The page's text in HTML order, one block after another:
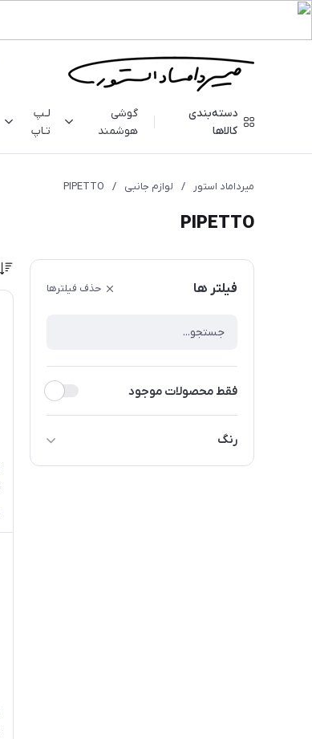
دسته‌بندی
کالاها
گوشی
هوشمند
لـپ
تـاپ
میرداماد استور / لوازم جانبی /
PIPETTO
PIPETTO
فیلتر ها حذف فیلترها
فقط محصولات موجود
رنگ
مشکی